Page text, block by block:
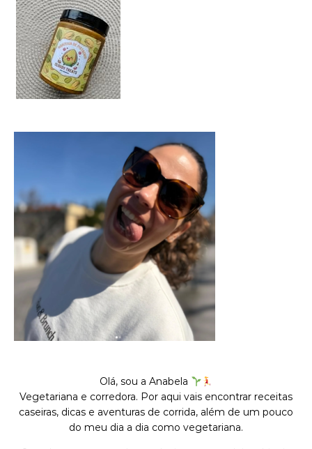
Olá, sou a Anabela
Vegetariana e corredora. Por aqui vais encontrar receitas
caseiras, dicas e aventuras de corrida, além de um pouco
do meu dia a dia como vegetariana.